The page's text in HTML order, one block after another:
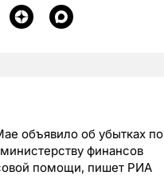
объявило об убытках по
финансов
помощи, пишет РИА